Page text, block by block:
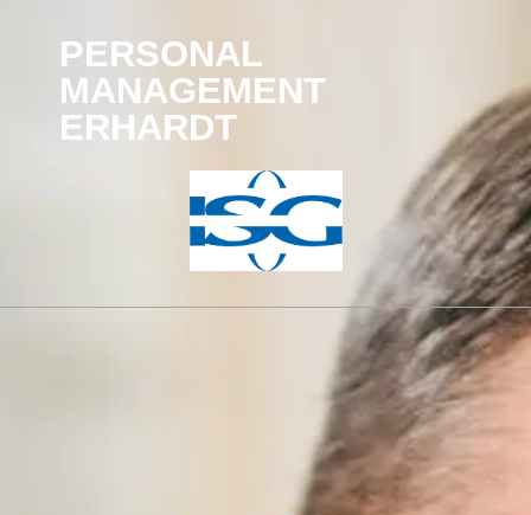
PERSONAL
MANAGEMENT
ERHARDT